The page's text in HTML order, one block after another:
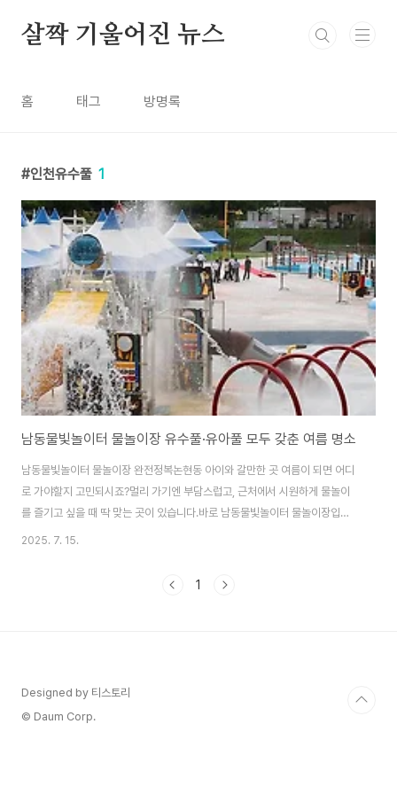
살짝 기울어진 뉴스
홈 태그 방명록
인천유수풀 1
남동물빛놀이터 물놀이장 유수풀·유아풀 모두 갖춘 여름 명소
남동물빛놀이터 물놀이장 완전정복논현동 아이와 갈만한 곳 여름이 되면 어디
로 가야할지 고민되시죠?멀리 가기엔 부담스럽고, 근처에서 시원하게 물놀이
를 즐기고 싶을 때 딱 맞는 곳이 있습니다.바로 남동물빛놀이터 물놀이장입니
다. 남동물빛놀이터는 이름 때문에 빚 조형물만 떠올리기 쉽지만, 사실 여름철
천 전역에서 찾는 여름철 핫플레이스!오늘은 남동물빛놀이터 물놀이장의 위치,
2025. 7. 15.
1
Designed by 티스토리
© Daum Corp.